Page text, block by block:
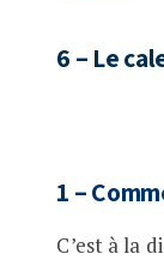
6 – Le
1 –
C’est à la